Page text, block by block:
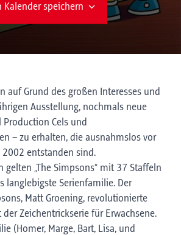
Kalender speichern
auf Grund des großen Interesses und
Ausstellung, nochmals neue
Cels und
– zu erhalten, die ausnahmslos vor
entstanden sind.
gelten „The Simpsons“ mit 37 Staffeln
langlebigste Serienfamilie. Der
Matt Groening, revolutionierte
Zeichentrickserie für Erwachsene.
(Homer, Marge, Bart, Lisa, und